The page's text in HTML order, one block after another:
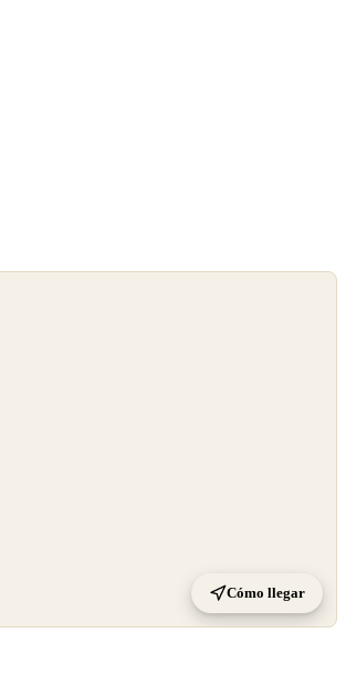
Cómo llegar